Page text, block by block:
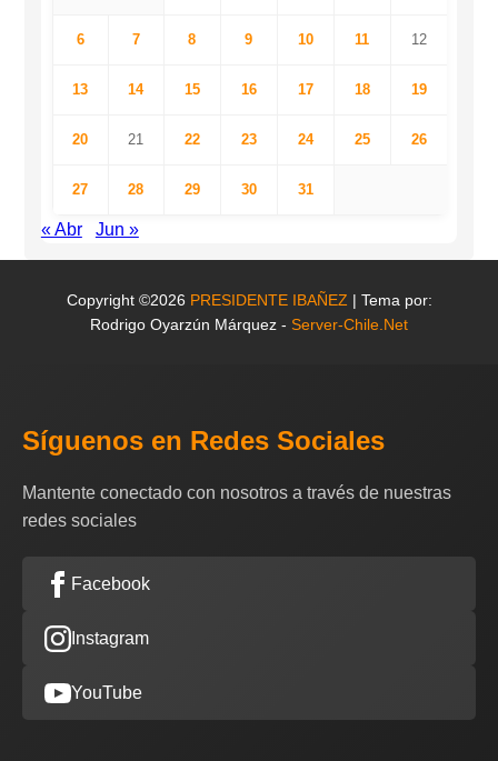
6 7 8 9 10 11 12
13 14 15 16 17 18 19
20 21 22 23 24 25 26
27 28 29 30 31
« Abr Jun »
Copyright ©2026 PRESIDENTE IBAÑEZ | Tema por:
Rodrigo Oyarzún Márquez - Server-Chile.Net
Síguenos en Redes Sociales
Mantente conectado con nosotros a través de nuestras
redes sociales
Facebook
Instagram
YouTube